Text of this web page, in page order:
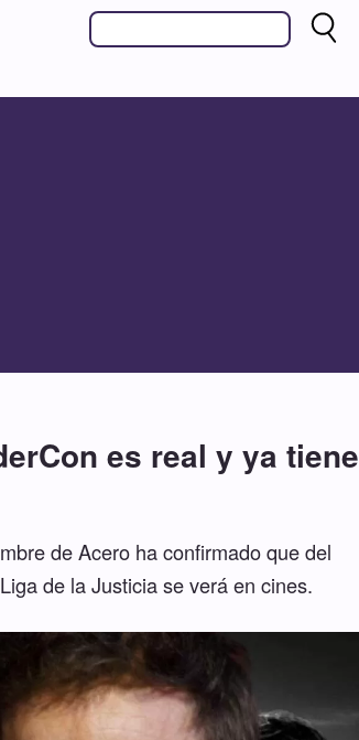
es real y ya tiene
de Acero ha confirmado que del
de la Justicia se verá en cines.